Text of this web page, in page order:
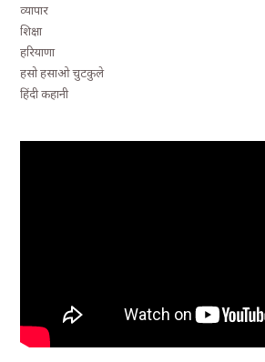
व्यापार
शिक्षा
हरियाणा
हसो हसाओ चुटकुले
हिंदी कहानी